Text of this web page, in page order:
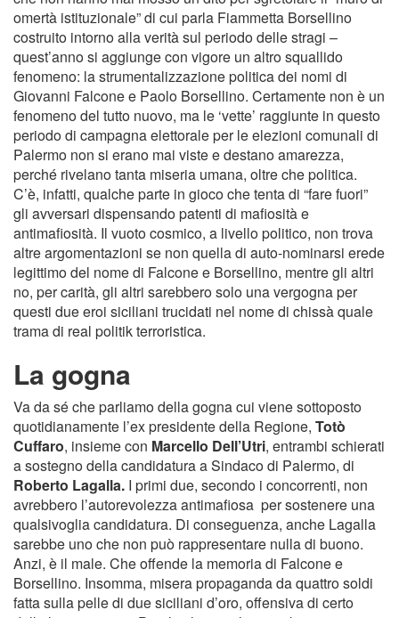
omertà istituzionale” di cui parla Fiammetta Borsellino
costruito intorno alla verità sul periodo delle stragi –
quest’anno si aggiunge con vigore un altro squallido
fenomeno: la strumentalizzazione politica dei nomi di
Giovanni Falcone e Paolo Borsellino. Certamente non è un
fenomeno del tutto nuovo, ma le ‘vette’ raggiunte in questo
periodo di campagna elettorale per le elezioni comunali di
Palermo non si erano mai viste e destano amarezza,
perché rivelano tanta miseria umana, oltre che politica.
C’è, infatti, qualche parte in gioco che tenta di “fare fuori”
gli avversari dispensando patenti di mafiosità e
antimafiosità. Il vuoto cosmico, a livello politico, non trova
altre argomentazioni se non quella di auto-nominarsi erede
legittimo del nome di Falcone e Borsellino, mentre gli altri
no, per carità, gli altri sarebbero solo una vergogna per
questi due eroi siciliani trucidati nel nome di chissà quale
trama di real politik terroristica.
La gogna
Va da sé che parliamo della gogna cui viene sottoposto
quotidianamente l’ex presidente della Regione, Totò
Cuffaro, insieme con Marcello Dell’Utri, entrambi schierati
a sostegno della candidatura a Sindaco di Palermo, di
Roberto Lagalla. I primi due, secondo i concorrenti, non
avrebbero l’autorevolezza antimafiosa per sostenere una
qualsivoglia candidatura. Di conseguenza, anche Lagalla
sarebbe uno che non può rappresentare nulla di buono.
Anzi, è il male. Che offende la memoria di Falcone e
Borsellino. Insomma, misera propaganda da quattro soldi
fatta sulla pelle di due siciliani d’oro, offensiva di certo